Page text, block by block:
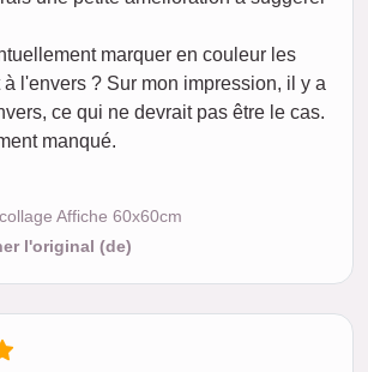
marquer en couleur les
l'envers ? Sur mon impression, il y a
ce qui ne devrait pas être le cas.
manqué.
Affiche 60x60cm
l'original (de)